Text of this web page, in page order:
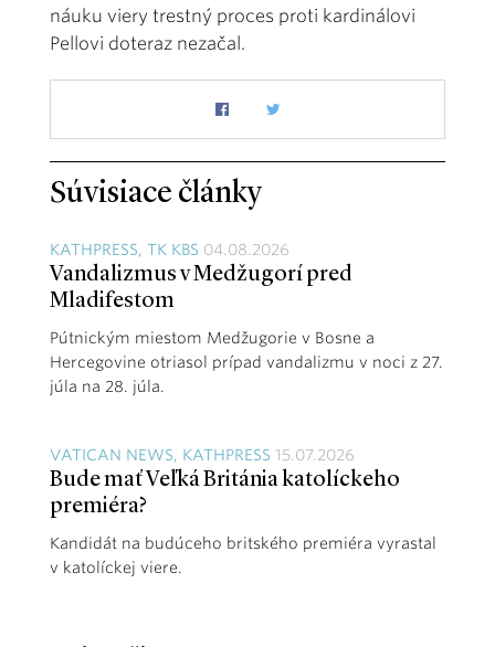
náuku viery trestný proces proti kardinálovi
Pellovi doteraz nezačal.
Súvisiace články
KATHPRESS, TK KBS 04.08.2026
Vandalizmus v Medžugorí pred
Mladifestom
Pútnickým miestom Medžugorie v Bosne a
Hercegovine otriasol prípad vandalizmu v noci z 27.
júla na 28. júla.
VATICAN NEWS, KATHPRESS 15.07.2026
Bude mať Veľká Británia katolíckeho
premiéra?
Kandidát na budúceho britského premiéra vyrastal
v katolíckej viere.